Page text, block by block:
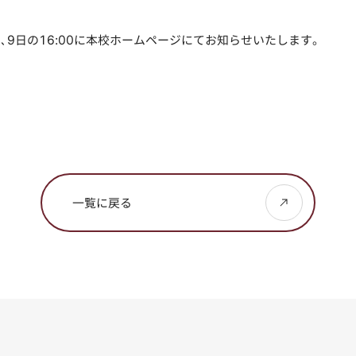
9日の16:00に本校ホームページにてお知らせいたします。
一覧に戻る